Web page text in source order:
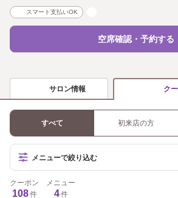
スマート支払いOK
空席確認・予約する
サロン情報 ク
すべて 初来店の方
メニューで絞り込む
クーポン
108件
メニュー
4件